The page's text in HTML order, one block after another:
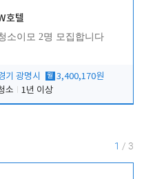
호텔
소이모 2명 모집합니다
기 광명시 월 3,400,170원
소
1년 이상
1 / 3